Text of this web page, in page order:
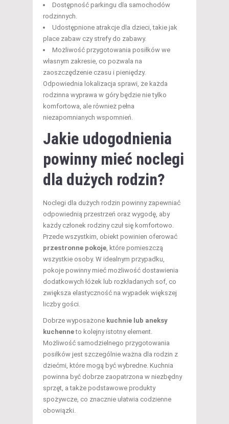
Dostępność parkingu dla samochodów
rodzinnych.
Udostępnione atrakcje dla dzieci, takie jak
place zabaw czy strefy do zabawy.
Możliwość przygotowania posiłków we
własnym zakresie, co pozwala na
zaoszczędzenie czasu i pieniędzy.
Odpowiednia lokalizacja sprawi, że każda
rodzinna wyprawa w góry będzie nie tylko
komfortowa, ale również pełna
niezapomnianych wspomnień.
Jakie udogodnienia
powinny mieć noclegi
dla dużych rodzin?
Noclegi dla dużych rodzin powinny zapewniać
odpowiednią przestrzeń oraz wygodę, aby
każdy członek rodziny czuł się komfortowo.
Przede wszystkim, obiekt powinien oferować
przestronne pokoje , które pomieszczą
wszystkie osoby. W idealnym przypadku,
pokoje powinny mieć możliwość dostawienia
dodatkowych łóżek lub rozkładanych sof, co
zwiększa elastyczność na wypadek większej
liczby gości.
Dobrze wyposażone kuchnie lub aneksy
kuchenneto kolejny istotny element.
Możliwość samodzielnego przygotowania
posiłków jest szczególnie ważna dla rodzin z
dziećmi, które mogą być wybredne. Kuchnia
powinna być dobrze zaopatrzona w niezbędny
sprzęt, a także podstawowe produkty
spożywcze, co znacznie ułatwia codzienne
obowiązki.